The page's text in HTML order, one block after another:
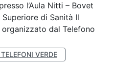
l’Aula Nitti – Bovet
Superiore di Sanità Il
organizzato dal Telefono
VERDE